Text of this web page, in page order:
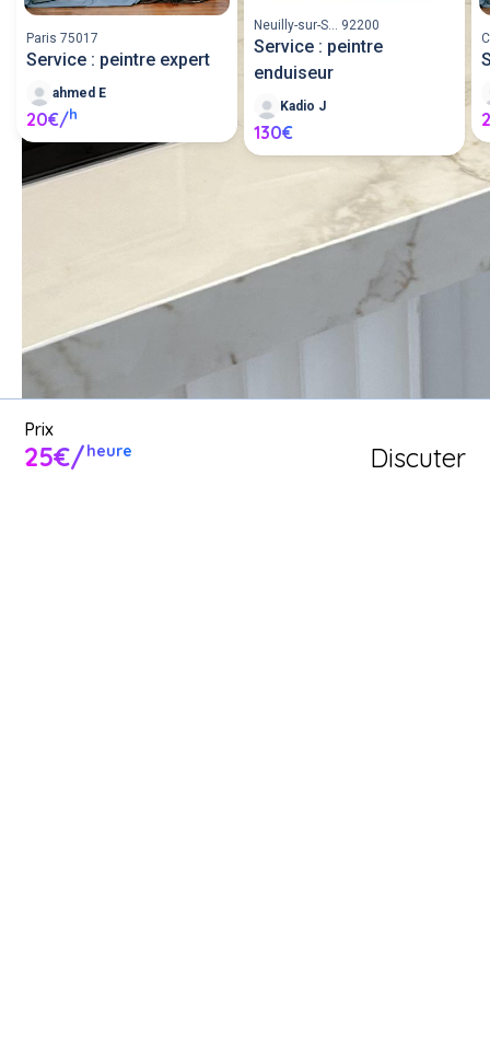
Discuter
Prix
25€/heure
Paris 75017
Service : peintre expert
ahmed E
20€/h
Neuilly-sur-S... 92200
Service : peintre
enduiseur
Kadio J
130€
Demande un service de peintre
(bricolage) entre voisins ou
proposer mes services de
peintre (bricolage).